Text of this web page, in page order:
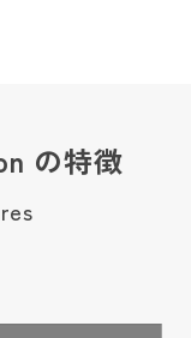
の特徴